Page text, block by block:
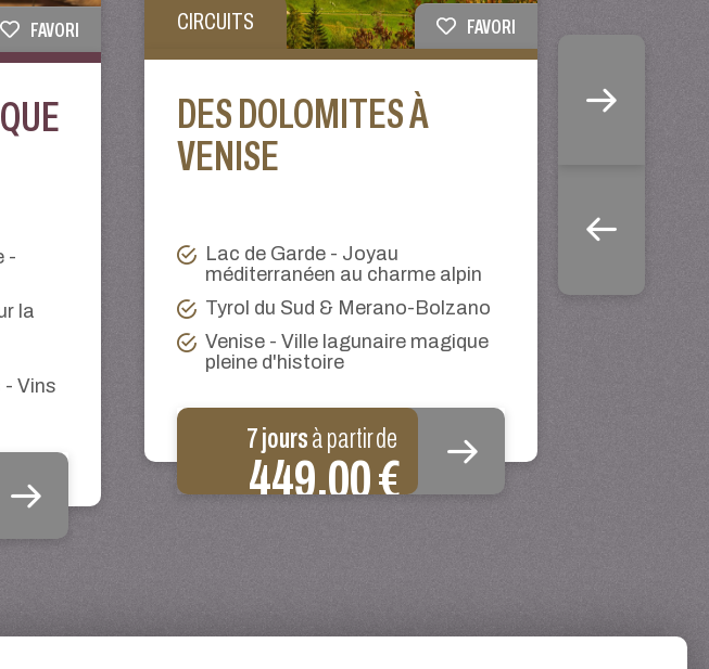
FAVORI
-
la
Vins
CIRCUITS FAVORI
DES DOLOMITES À
VENISE
Lac de Garde - Joyau
méditerranéen au charme alpin
Tyrol du Sud & Merano-Bolzano
Venise - Ville lagunaire magique
pleine d'histoire
7 joursà partir de
449,00 €